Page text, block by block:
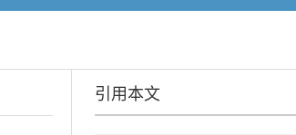
引用本文